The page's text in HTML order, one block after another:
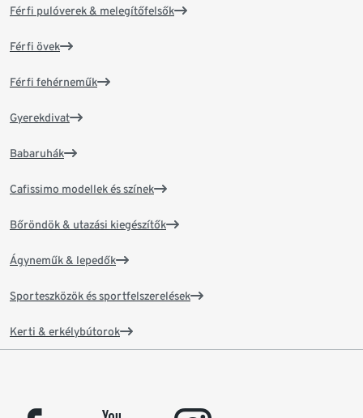
Férfi pulóverek & melegítőfelsők
Férfi övek
Férfi fehérneműk
Gyerekdivat
Babaruhák
Cafissimo modellek és színek
Bőröndök & utazási kiegészítők
Ágyneműk & lepedők
Sporteszközök és sportfelszerelések
Kerti & erkélybútorok